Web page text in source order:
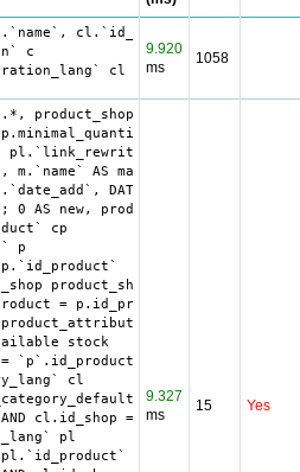
c.`name`, cl.`id_lang`,
c
cl ON
9.920
ms
1058
p.*, product_shop.*,
AS
AS manufacturer_name,
DATE_SUB("2026-08-08
0 AS new, product_shop.price
cp
p
product_shop
= p.id_product AND
stock
`p`.id_product AND
cl
= cl.`id_category`
cl.id_shop = 1 )
pl
9.327
ms
15 Yes